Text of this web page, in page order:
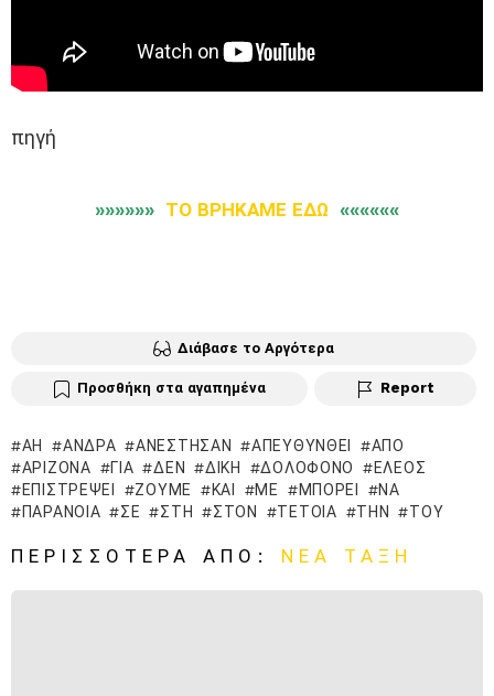
πηγή
»»»»»» ΤΟ ΒΡΗΚΑΜΕ ΕΔΩ ««««««
Διάβασε το Αργότερα
Προσθήκη στα αγαπημένα Report
ΆΗ ΆΝΔΡΑ ΑΝΈΣΤΗΣΑΝ ΑΠΕΥΘΥΝΘΕΊ
ΑΠΌ
ΑΡΙΖΌΝΑ
ΓΙΑ ΔΕΝ ΔΙΚΉ ΔΟΛΟΦΌΝΟ
ΈΛΕΟΣ
ΕΠΙΣΤΡΈΨΕΙ
ΖΟΎΜΕ ΚΑΙ ΜΕ ΜΠΟΡΕΊ
ΝΑ
ΠΑΡΆΝΟΙΑ
ΣΕ ΣΤΗ ΣΤΟΝ ΤΈΤΟΙΑ ΤΗΝ ΤΟΥ
ΠΕΡΙΣΣΌΤΕΡΑ ΑΠΌ: ΝΈΑ ΤΆΞΗ